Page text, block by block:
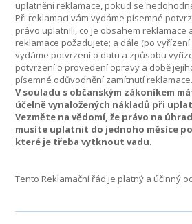
uplatnění reklamace, pokud se
Při reklamaci vám vydáme písemné
právo uplatnili, co je obsahem reklamace
reklamace požadujete; a dále (po vyřízení
vydáme potvrzení o datu a způsobu
potvrzení o provedení opravy a době
písemné odůvodnění zamítnutí reklamace.
V souladu s občanským zákoníkem
účelně vynaložených nákladů při
Vezměte na vědomí, že právo na
musíte uplatnit do jednoho měsíce
které je třeba vytknout vadu.
Tento Reklamační řád je platný a účinný